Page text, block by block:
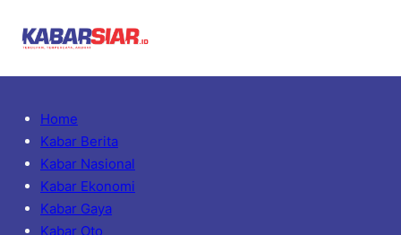
Home
Kabar Berita
Kabar Nasional
Kabar Ekonomi
Kabar Gaya
Kabar Oto